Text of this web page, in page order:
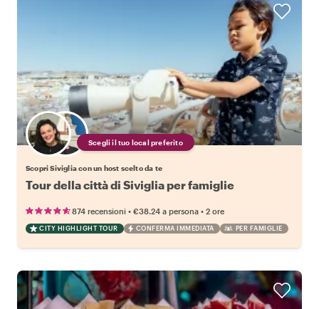
Scegli il tuo local preferito
Scopri Siviglia con un host scelto da te
Tour della città di Siviglia per famiglie
874 recensioni • €38.24 a persona • 2 ore
CITY HIGHLIGHT TOUR CONFERMA IMMEDIATA PER FAMIGLIE